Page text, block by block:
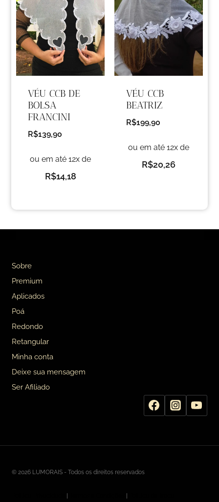
VÉU CCB DE
BOLSA
FRANCINI
R$139,90
ou em até 12x de
R$14,18
VÉU CCB
BEATRIZ
R$199,90
ou em até 12x de
R$20,26
Sobre
Premium
Aplicados
Poá
Redondo
Retangular
Minha conta
Deixe sua mensagem
Ser Afiliado
© 2026 LUMORAIS - Todos os direitos reservados